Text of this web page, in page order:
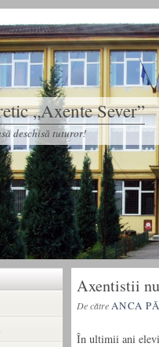
„Axente Sever”
deschisă tuturor!
Axentistii
De cătreANCA
În ultimii ani